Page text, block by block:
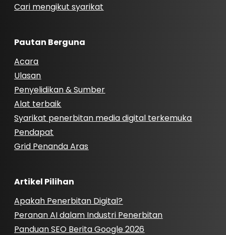
Cari mengikut syarikat
Pautan Berguna
Acara
Ulasan
Penyelidikan & Sumber
Alat terbaik
Syarikat penerbitan media digital terkemuka
Pendapat
Grid Penanda Aras
Artikel Pilihan
Apakah Penerbitan Digital?
Peranan AI dalam Industri Penerbitan
Panduan SEO Berita Google 2026